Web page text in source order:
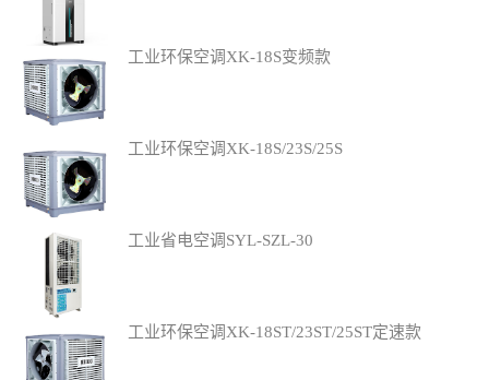
工业环保空调XK-18S变频款
工业环保空调XK-18S/23S/25S
工业省电空调SYL-SZL-30
工业环保空调XK-18ST/23ST/25ST定速款